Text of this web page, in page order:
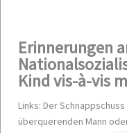
Erinnerungen
Kind vis-à-vis
Links: Der
überquerenden Mann